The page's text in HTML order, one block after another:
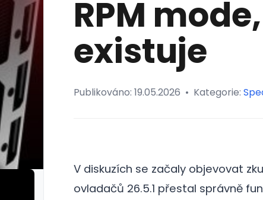
RPM
existuje
Publikováno: 19.05.2026 • Kategorie:
V diskuzích se začaly objevovat
ovladačů 26.5.1 přestal správně